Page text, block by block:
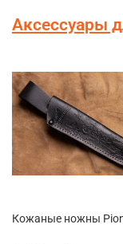
Аксессуары
Кожаные ножны